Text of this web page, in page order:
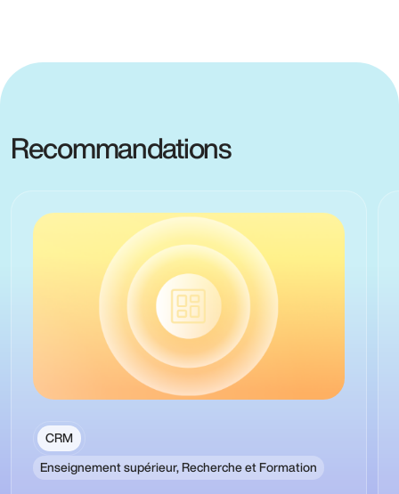
Recommandations
CRM
Enseignement supérieur, Recherche et Formation